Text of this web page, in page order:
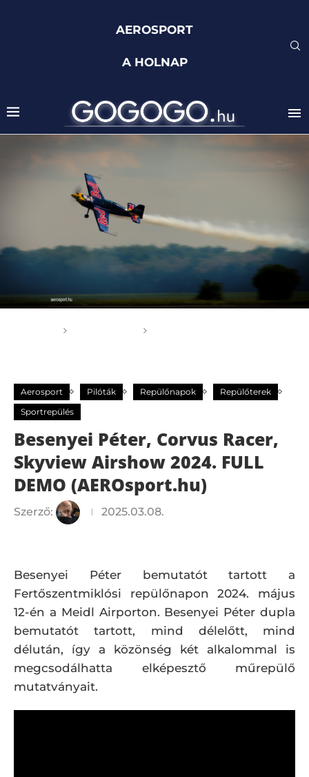
AEROSPORT
A HOLNAP
Aerosport Pilóták Repülőnapok
Repülőterek
Sportrepülés
Besenyei Péter, Corvus Racer,
Skyview Airshow 2024. FULL
DEMO (AEROsport.hu)
Szerző: 2025.03.08.
Besenyei Péter bemutatót tartott a
Fertőszentmiklósi repülőnapon 2024. május
12-én a Meidl Airporton. Besenyei Péter dupla
bemutatót tartott, mind délelőtt, mind
délután, így a közönség két alkalommal is
megcsodálhatta elképesztő műrepülő
mutatványait.